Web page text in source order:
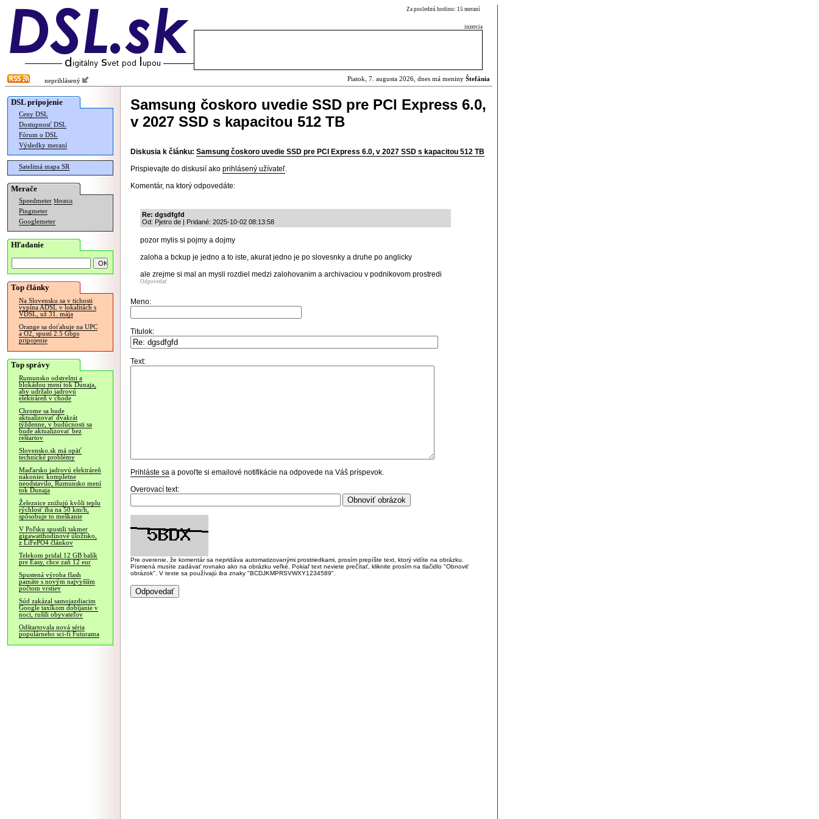
Za poslednú hodinu: 15 meraní
inzercia
neprihlásený Piatok, 7. augusta 2026, dnes má meniny Štefánia
DSL pripojenie
Ceny DSL
Dostupnosť DSL
Fórum o DSL
Výsledky meraní
Satelitná mapa SR
Merače
Speedmeter Merania
Pingmeter
Googlemeter
Hľadanie
Top články
Na Slovensku sa v tichosti
vypína ADSL v lokalitách s
VDSL, už 31. mája
Orange sa doťahuje na UPC
a O2, spustí 2.5 Gbps
pripojenie
Top správy
Rumunsko odstrelmi a
blokádou mení tok Dunaja,
aby udržalo jadrovú
elektráreň v chode
Chrome sa bude
aktualizovať dvakrát
týždenne, v budúcnosti sa
bude aktualizovať bez
reštartov
Slovensko.sk má opäť
technické problémy
Maďarsko jadrovú elektráreň
nakoniec kompletne
neodstavilo, Rumunsko mení
tok Dunaja
Železnice znižujú kvôli teplu
rýchlosť iba na 50 km/h,
spôsobuje to meškanie
V Poľsku spustili takmer
gigawatthodinové úložisko,
z LiFePO4 článkov
Telekom pridal 12 GB balík
pre Easy, chce zaň 12 eur
Spustená výroba flash
pamäte s novým najvyšším
počtom vrstiev
Súd zakázal samojazdiacim
Google taxíkom dobíjanie v
noci, rušili obyvateľov
Odštartovala nová séria
populárneho sci-fi Futurama
Samsung čoskoro uvedie SSD pre PCI Express 6.0,
v 2027 SSD s kapacitou 512 TB
Diskusia k článku: Samsung čoskoro uvedie SSD pre PCI Express 6.0, v 2027 SSD s kapacitou 512 TB
Prispievajte do diskusií ako prihlásený užívateľ.
Komentár, na ktorý odpovedáte:
Re: dgsdfgfd
Od: Pjetro de | Pridané: 2025-10-02 08:13:58
pozor mylis si pojmy a dojmy
zaloha a bckup je jedno a to iste, akurat jedno je po slovesnky a druhe po anglicky
ale zrejme si mal an mysli rozdiel medzi zalohovanim a archivaciou v podnikovom prostredi
Odpovedať
Meno:
Titulok:
Text:
Prihláste sa a povoľte si emailové notifikácie na odpovede na Váš príspevok.
Overovací text:
Pre overenie, že komentár sa nepridáva automatizovanými prostriedkami, prosím prepíšte text, ktorý vidíte na obrázku.
Písmená musíte zadávať rovnako ako na obrázku veľké. Pokiaľ text neviete prečítať, kliknite prosím na tlačidlo "Obnoviť
obrázok". V texte sa používajú iba znaky "BCDJKMPRSVWXY1234589".